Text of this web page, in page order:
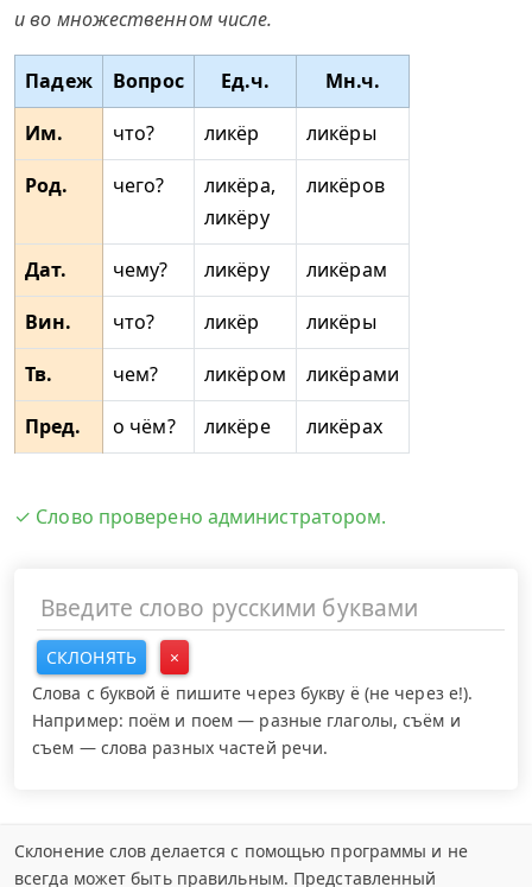
и во множественном числе.
Падеж Вопрос Ед.ч.
Мн.ч.
Им.
что? ликёр
ликёры
Род.
чего?
ликёра,
ликёру
ликёров
Дат. чему? ликёру
ликёрам
Вин.
что? ликёр
ликёры
Тв.
чем? ликёром
ликёрами
Пред.
о чём? ликёре ликёрах
✓ Слово проверено администратором.
СКЛОНЯТЬ
×
Слова с буквой ё пишите через букву ё (не через е!).
Например: поём и поем — разные глаголы, съём и
съем — слова разных частей речи.
Склонение слов делается с помощью программы и не
всегда может быть правильным. Представленный